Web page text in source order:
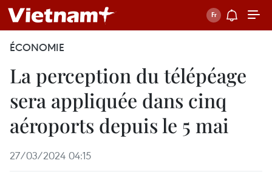
ÉCONOMIE
La perception du télépéage
sera appliquée dans cinq
aéroports depuis le 5 mai
27/03/2024 04:15